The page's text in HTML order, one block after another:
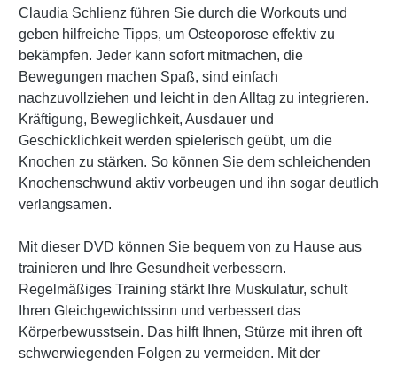
Claudia Schlienz führen Sie durch die Workouts und
geben hilfreiche Tipps, um Osteoporose effektiv zu
bekämpfen. Jeder kann sofort mitmachen, die
Bewegungen machen Spaß, sind einfach
nachzuvollziehen und leicht in den Alltag zu integrieren.
Kräftigung, Beweglichkeit, Ausdauer und
Geschicklichkeit werden spielerisch geübt, um die
Knochen zu stärken. So können Sie dem schleichenden
Knochenschwund aktiv vorbeugen und ihn sogar deutlich
verlangsamen.
Mit dieser DVD können Sie bequem von zu Hause aus
trainieren und Ihre Gesundheit verbessern.
Regelmäßiges Training stärkt Ihre Muskulatur, schult
Ihren Gleichgewichtssinn und verbessert das
Körperbewusstsein. Das hilft Ihnen, Stürze mit ihren oft
schwerwiegenden Folgen zu vermeiden. Mit der